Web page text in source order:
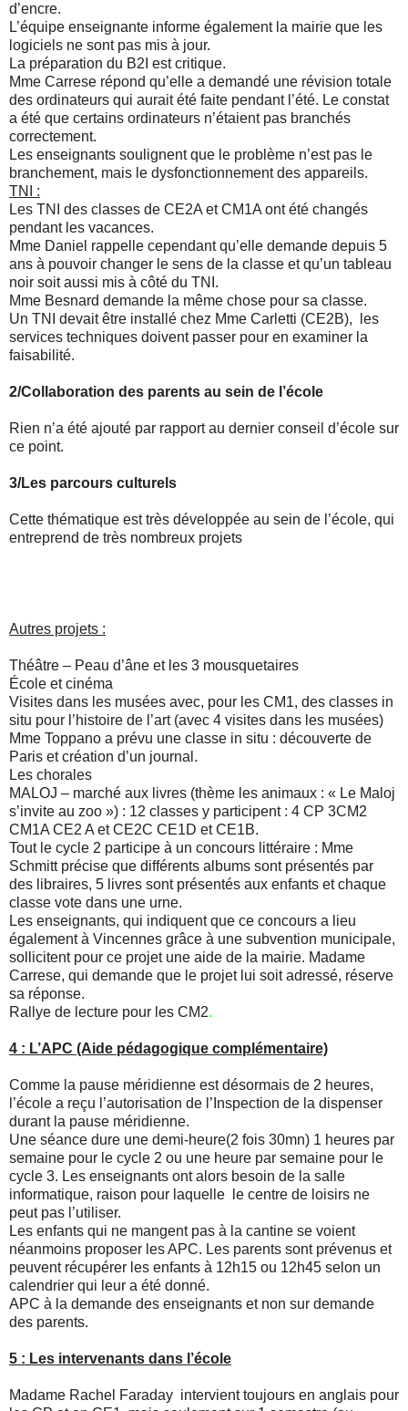
d’encre.
L’équipe enseignante informe également la mairie que les
logiciels ne sont pas mis à jour.
La préparation du B2I est critique.
Mme Carrese répond qu’elle a demandé une révision totale
des ordinateurs qui aurait été faite pendant l’été. Le constat
a été que certains ordinateurs n’étaient pas branchés
correctement.
Les enseignants soulignent que le problème n’est pas le
branchement, mais le dysfonctionnement des appareils.
TNI :
Les TNI des classes de CE2A et CM1A ont été changés
pendant les vacances.
Mme Daniel rappelle cependant qu’elle demande depuis 5
ans à pouvoir changer le sens de la classe et qu’un tableau
noir soit aussi mis à côté du TNI.
Mme Besnard demande la même chose pour sa classe.
Un TNI devait être installé chez Mme Carletti (CE2B), les
services techniques doivent passer pour en examiner la
faisabilité.
2/Collaboration des parents au sein de l’école
Rien n’a été ajouté par rapport au dernier conseil d’école sur
ce point.
3/Les parcours culturels
Cette thématique est très développée au sein de l’école, qui
entreprend de très nombreux projets
Autres projets :
Théâtre – Peau d’âne et les 3 mousquetaires
École et cinéma
Visites dans les musées avec, pour les CM1, des classes in
situ pour l’histoire de l’art (avec 4 visites dans les musées)
Mme Toppano a prévu une classe in situ : découverte de
Paris et création d’un journal.
Les chorales
MALOJ – marché aux livres (thème les animaux : « Le Maloj
s’invite au zoo ») : 12 classes y participent : 4 CP 3CM2
CM1A CE2 A et CE2C CE1D et CE1B.
Tout le cycle 2 participe à un concours littéraire : Mme
Schmitt précise que différents albums sont présentés par
des libraires, 5 livres sont présentés aux enfants et chaque
classe vote dans une urne.
Les enseignants, qui indiquent que ce concours a lieu
également à Vincennes grâce à une subvention municipale,
sollicitent pour ce projet une aide de la mairie. Madame
Carrese, qui demande que le projet lui soit adressé, réserve
sa réponse.
Rallye de lecture pour les CM2.
4 : L’APC (Aide pédagogique complémentaire)
Comme la pause méridienne est désormais de 2 heures,
l’école a reçu l’autorisation de l’Inspection de la dispenser
durant la pause méridienne.
Une séance dure une demi-heure(2 fois 30mn) 1 heures par
semaine pour le cycle 2 ou une heure par semaine pour le
cycle 3. Les enseignants ont alors besoin de la salle
informatique, raison pour laquelle le centre de loisirs ne
peut pas l’utiliser.
Les enfants qui ne mangent pas à la cantine se voient
néanmoins proposer les APC. Les parents sont prévenus et
peuvent récupérer les enfants à 12h15 ou 12h45 selon un
calendrier qui leur a été donné.
APC à la demande des enseignants et non sur demande
des parents.
5 : Les intervenants dans l’école
Madame Rachel Faraday intervient toujours en anglais pour